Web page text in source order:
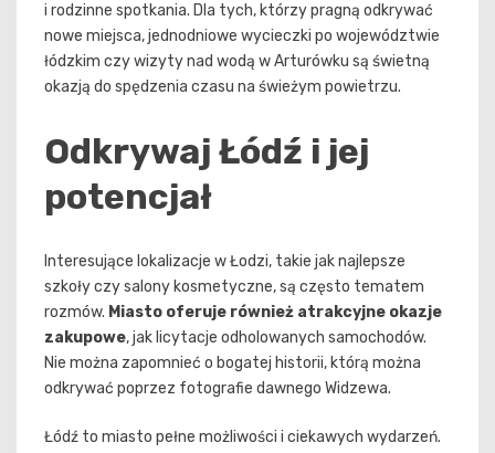
i rodzinne spotkania. Dla tych, którzy pragną odkrywać
nowe miejsca, jednodniowe wycieczki po województwie
łódzkim czy wizyty nad wodą w Arturówku są świetną
okazją do spędzenia czasu na świeżym powietrzu.
Odkrywaj Łódź i jej
potencjał
Interesujące lokalizacje w Łodzi, takie jak najlepsze
szkoły czy salony kosmetyczne, są często tematem
rozmów. Miasto oferuje również atrakcyjne okazje
zakupowe, jak licytacje odholowanych samochodów.
Nie można zapomnieć o bogatej historii, którą można
odkrywać poprzez fotografie dawnego Widzewa.
Łódź to miasto pełne możliwości i ciekawych wydarzeń.